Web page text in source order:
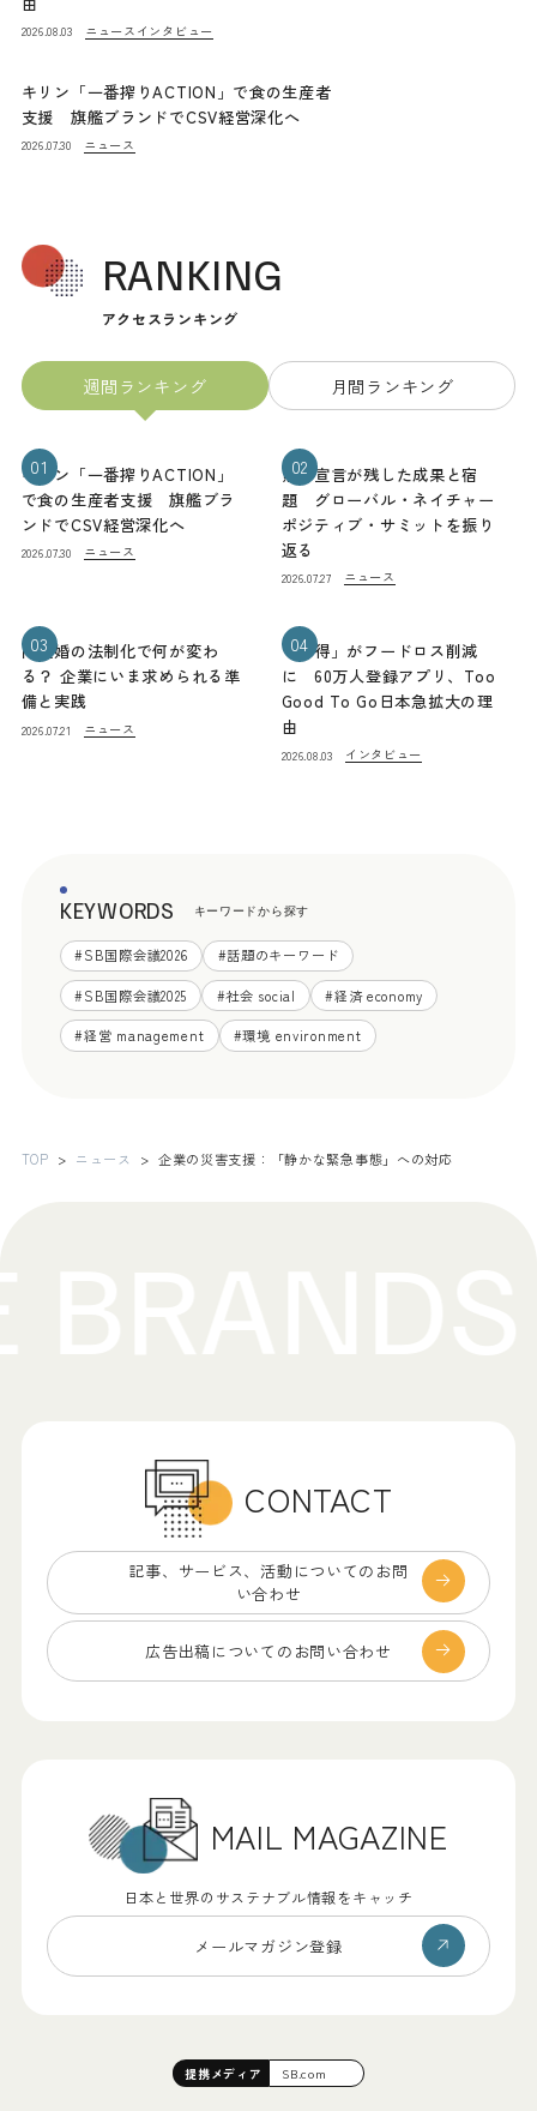
2026.08.03 ニュース インタビュー
キリン「一番搾りACTION」で食の生産者
支援 旗艦ブランドでCSV経営深化へ
2026.07.30 ニュース
RANKING
アクセスランキング
週間ランキング 月間ランキング
01
キリン「一番搾りACTION」
で食の生産者支援 旗艦ブラ
ンドでCSV経営深化へ
2026.07.30 ニュース
02
熊本宣言が残した成果と宿
題 グローバル・ネイチャー
ポジティブ・サミットを振り
返る
2026.07.27 ニュース
03
同性婚の法制化で何が変わ
る？ 企業にいま求められる準
備と実践
2026.07.21 ニュース
04
「お得」がフードロス削減
に 60万人登録アプリ、Too
Good To Go日本急拡大の理
由
2026.08.03 インタビュー
KEYWORDS キーワードから探す
#SB国際会議2026 #話題のキーワード
#SB国際会議2025 #社会 social #経済 economy
#経営 management #環境 environment
TOP ニュース 企業の災害支援：「静かな緊急事態」への対応
CONTACT
記事、サービス、 活動についてのお問
い合わせ
広告出稿についての お問い合わせ
MAIL MAGAZINE
日本と世界のサステナブル情報をキャッチ
メールマガジン登録
提携メディア SB.com